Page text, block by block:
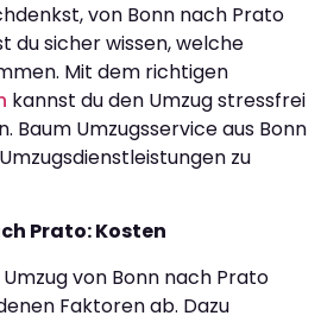
von Bonn nach Prato
du sicher wissen, welche
Mit dem richtigen
kannst du den Umzug stressfrei
Baum Umzugsservice aus Bonn
zu
Prato: Kosten
von Bonn nach Prato
Faktoren ab. Dazu